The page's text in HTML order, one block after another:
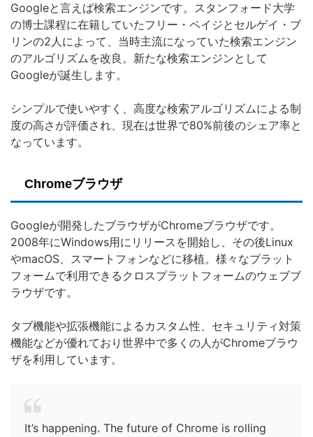
Googleと言えば検索エンジンです。スタンフォード大学
の博士課程に在籍していたフリー・ペイジとセルゲイ・ブ
リンの2人によって、当時主流になっていた検索エンジン
のアルゴリズムを改良。新たな検索エンジンとして
Googleが誕生します。
シンプルで使いやすく、高度な検索アルゴリズムによる制
度の高さが評価され、現在は世界で80%前後のシェア率と
なっています。
Chromeブラウザ
Googleが開発したブラウザがChromeブラウザです。
2008年にWindows用にリリースを開始し、その後Linux
やmacOS、スマートフォンなどに移植。様々なプラット
フォームで利用できるクロスプラットフォームのウェブブ
ラウザです。
タブ機能や拡張機能によるカスタム性、セキュリティ対策
機能などが優れており世界中で多くの人がChromeブラウ
ザを利用しています。
It’s happening. The future of Chrome is rolling